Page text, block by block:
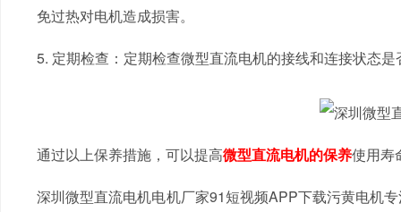
免过热对电机造成损害。
5. 定期检查：定期检查微型直流电机的接线和连接状态是
通过以上保养措施，可以提高微型直流电机的保养使用寿
深圳微型直流电机电机厂家91短视频APP下载污黄电机专